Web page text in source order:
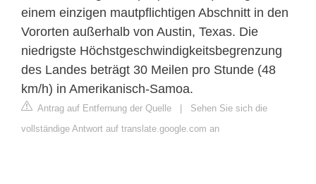
einem einzigen mautpflichtigen Abschnitt in den
Vororten außerhalb von Austin, Texas. Die
niedrigste Höchstgeschwindigkeitsbegrenzung
des Landes beträgt 30 Meilen pro Stunde (48
km/h) in Amerikanisch-Samoa.
Antrag auf Entfernung der Quelle | Sehen Sie sich die
vollständige Antwort auf translate.google.com an